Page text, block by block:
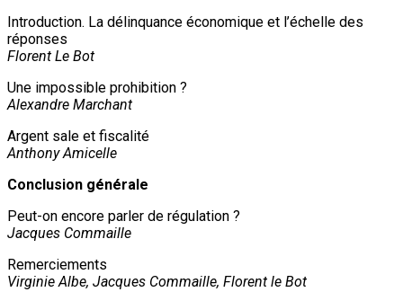
Introduction. La délinquance économique et l’échelle des
réponses
Florent Le Bot
Une impossible prohibition ?
Alexandre Marchant
Argent sale et fiscalité
Anthony Amicelle
Conclusion générale
Peut-on encore parler de régulation ?
Jacques Commaille
Remerciements
Virginie Albe, Jacques Commaille, Florent le Bot